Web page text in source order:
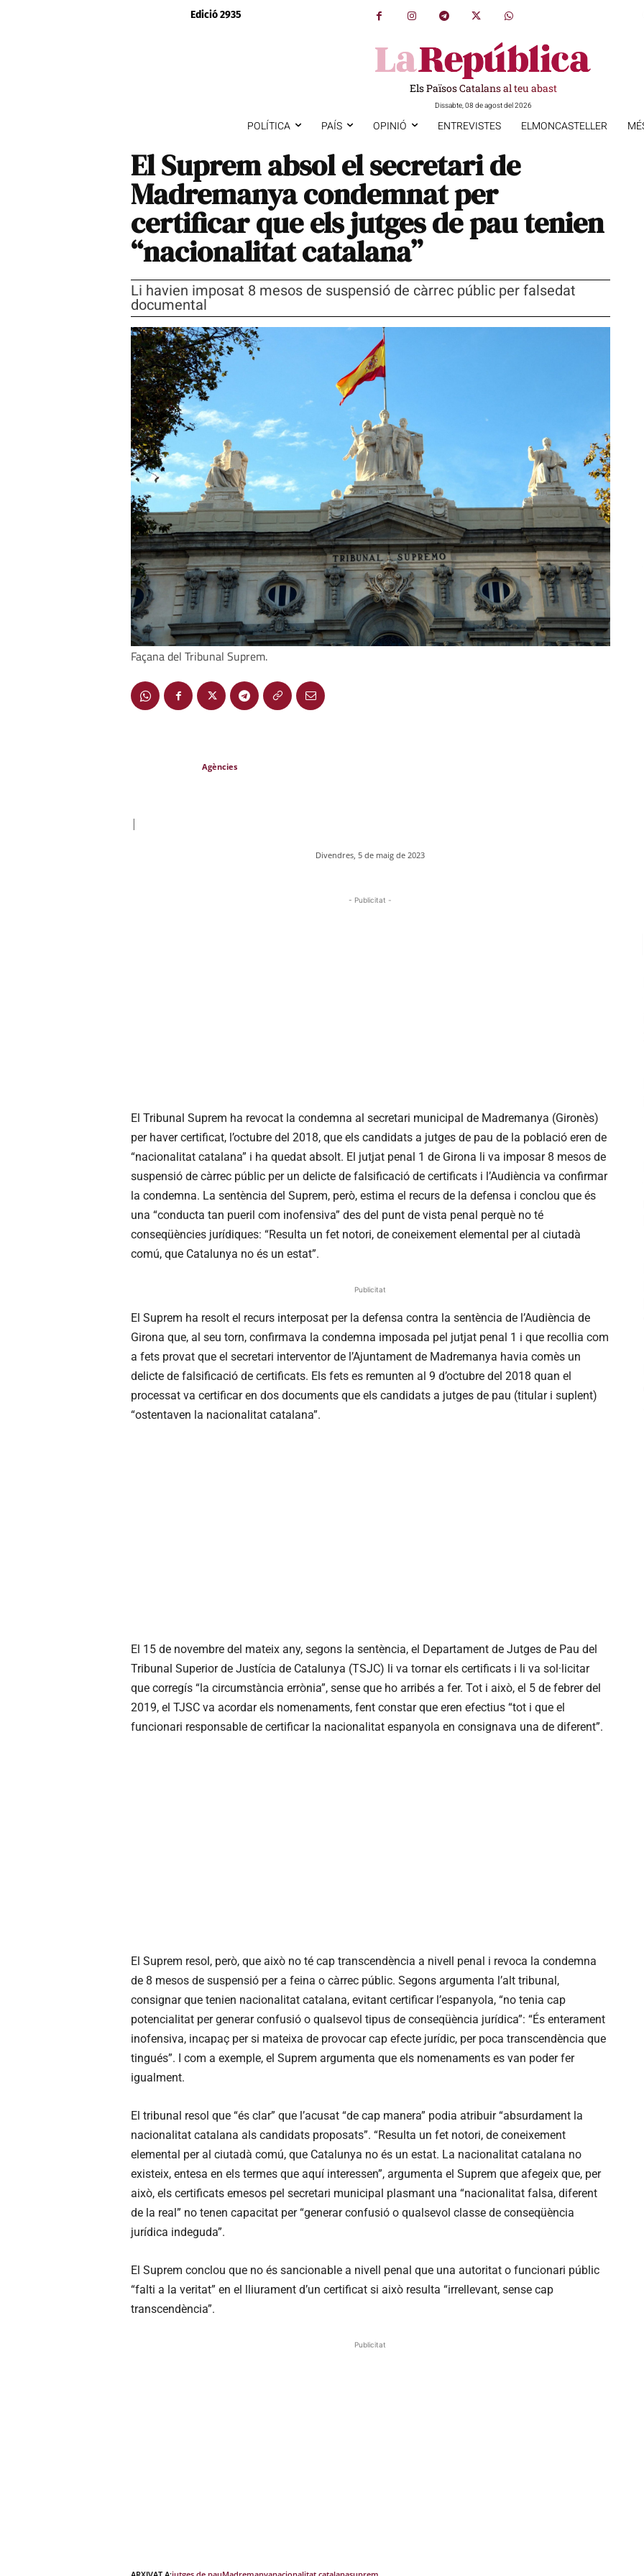
Edició 2935
Els Països Catalans al teu abast
Dissabte, 08 de agost del 2026
POLÍTICA PAÍS OPINIÓ ENTREVISTES ELMONCASTELLER
El Suprem absol el secretari de
Madremanya condemnat per
certificar que els jutges de pau tenien
“nacionalitat catalana”
Li havien imposat 8 mesos de suspensió de càrrec públic per falsedat
documental
Façana del Tribunal Suprem.
Agències
|
Divendres, 5 de maig de 2023
- Publicitat -
El Tribunal Suprem ha revocat la condemna al secretari municipal de Madremanya (Gironès)
per haver certificat, l’octubre del 2018, que els candidats a jutges de pau de la població eren de
“nacionalitat catalana” i ha quedat absolt. El jutjat penal 1 de Girona li va imposar 8 mesos de
suspensió de càrrec públic per un delicte de falsificació de certificats i l’Audiència va confirmar
la condemna. La sentència del Suprem, però, estima el recurs de la defensa i conclou que és
una “conducta tan pueril com inofensiva” des del punt de vista penal perquè no té
conseqüències jurídiques: “Resulta un fet notori, de coneixement elemental per al ciutadà
comú, que Catalunya no és un estat”.
Publicitat
El Suprem ha resolt el recurs interposat per la defensa contra la sentència de l’Audiència de
Girona que, al seu torn, confirmava la condemna imposada pel jutjat penal 1 i que recollia com
a fets provat que el secretari interventor de l’Ajuntament de Madremanya havia comès un
delicte de falsificació de certificats. Els fets es remunten al 9 d’octubre del 2018 quan el
processat va certificar en dos documents que els candidats a jutges de pau (titular i suplent)
“ostentaven la nacionalitat catalana”.
El 15 de novembre del mateix any, segons la sentència, el Departament de Jutges de Pau del
Tribunal Superior de Justícia de Catalunya (TSJC) li va tornar els certificats i li va sol·licitar
que corregís “la circumstància errònia”, sense que ho arribés a fer. Tot i això, el 5 de febrer del
2019, el TJSC va acordar els nomenaments, fent constar que eren efectius “tot i que el
funcionari responsable de certificar la nacionalitat espanyola en consignava una de diferent”.
El Suprem resol, però, que això no té cap transcendència a nivell penal i revoca la condemna
de 8 mesos de suspensió per a feina o càrrec públic. Segons argumenta l’alt tribunal,
consignar que tenien nacionalitat catalana, evitant certificar l’espanyola, “no tenia cap
potencialitat per generar confusió o qualsevol tipus de conseqüència jurídica”: “És enterament
inofensiva, incapaç per si mateixa de provocar cap efecte jurídic, per poca transcendència que
tingués”. I com a exemple, el Suprem argumenta que els nomenaments es van poder fer
igualment.
El tribunal resol que “és clar” que l’acusat “de cap manera” podia atribuir “absurdament la
nacionalitat catalana als candidats proposats”. “Resulta un fet notori, de coneixement
elemental per al ciutadà comú, que Catalunya no és un estat. La nacionalitat catalana no
existeix, entesa en els termes que aquí interessen”, argumenta el Suprem que afegeix que, per
això, els certificats emesos pel secretari municipal plasmant una “nacionalitat falsa, diferent
de la real” no tenen capacitat per “generar confusió o qualsevol classe de conseqüència
jurídica indeguda”.
El Suprem conclou que no és sancionable a nivell penal que una autoritat o funcionari públic
“falti a la veritat” en el lliurament d’un certificat si això resulta “irrellevant, sense cap
transcendència”.
Publicitat